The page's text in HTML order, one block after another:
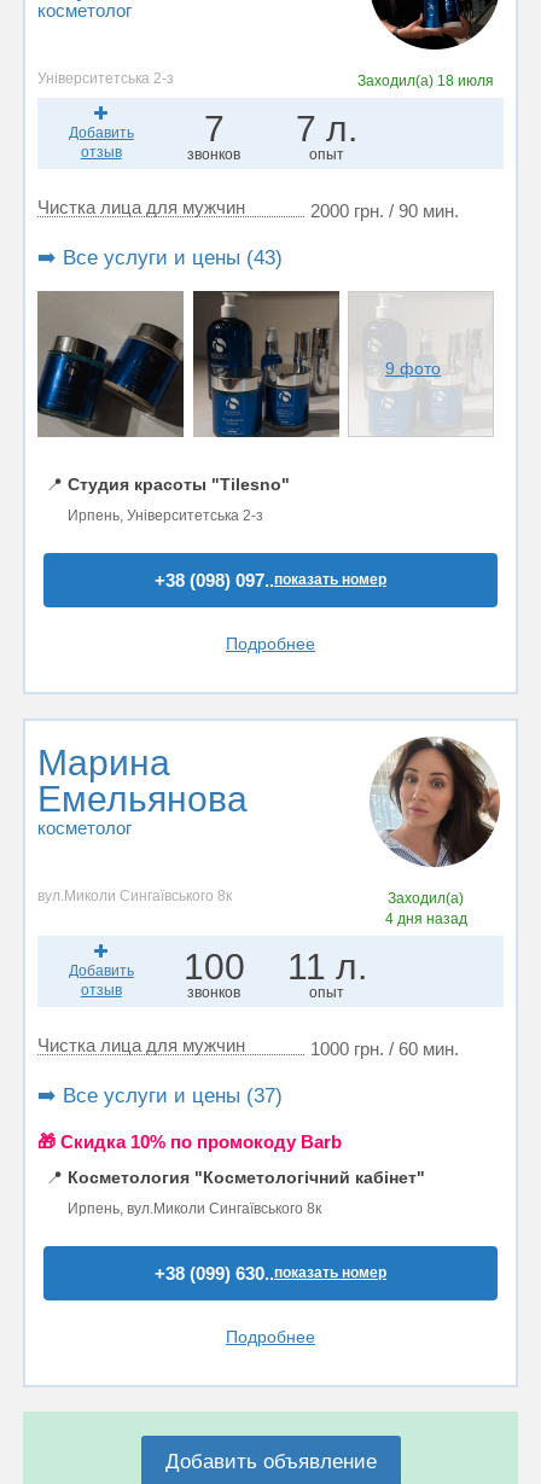
косметолог
Університетська 2-з Заходил(а) 18 июля
Добавить
отзыв
7
звонков
7 л.
опыт
Чистка лица для мужчин 2000 грн. / 90 мин.
➡️ Все услуги и цены (43)
9 фото
📍 Студия красоты "Tilesno"
Ирпень, Університетська 2-з
+38 (098) 097..показать номер
Подробнее
Марина
Емельянова
косметолог
вул.Миколи Сингаївського 8к
Заходил(а)
4 дня назад
Добавить
отзыв
100
звонков
11 л.
опыт
Чистка лица для мужчин 1000 грн. / 60 мин.
➡️ Все услуги и цены (37)
🎁 Cкидка 10% по промокоду Barb
📍 Косметология "Косметологічний кабінет"
Ирпень, вул.Миколи Сингаївського 8к
+38 (099) 630..показать номер
Подробнее
Добавить объявление